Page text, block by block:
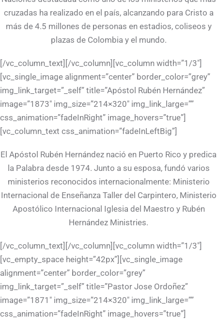
cruzadas ha realizado en el país, alcanzando para Cristo a
más de 4.5 millones de personas en estadios, coliseos y
plazas de Colombia y el mundo.
[/vc_column_text][/vc_column][vc_column width=”1/3″]
[vc_single_image alignment=”center” border_color=”grey”
img_link_target=”_self” title=”Apóstol Rubén Hernández”
image=”1873″ img_size=”214×320″ img_link_large=””
css_animation=”fadeInRight” image_hovers=”true”]
[vc_column_text css_animation=”fadeInLeftBig”]
El Apóstol Rubén Hernández nació en Puerto Rico y predica
la Palabra desde 1974. Junto a su esposa, fundó varios
ministerios reconocidos internacionalmente: Ministerio
Internacional de Enseñanza Taller del Carpintero, Ministerio
Apostólico Internacional Iglesia del Maestro y Rubén
Hernández Ministries.
[/vc_column_text][/vc_column][vc_column width=”1/3″]
[vc_empty_space height=”42px”][vc_single_image
alignment=”center” border_color=”grey”
img_link_target=”_self” title=”Pastor Jose Ordoñez”
image=”1871″ img_size=”214×320″ img_link_large=””
css_animation=”fadeInRight” image_hovers=”true”]